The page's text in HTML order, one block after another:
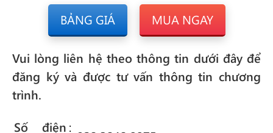
BẢNG GIÁ MUA NGAY
Vui lòng liên hệ theo thông tin dưới đây để
đăng ký và được tư vấn thông tin chương
trình.
Số điện :